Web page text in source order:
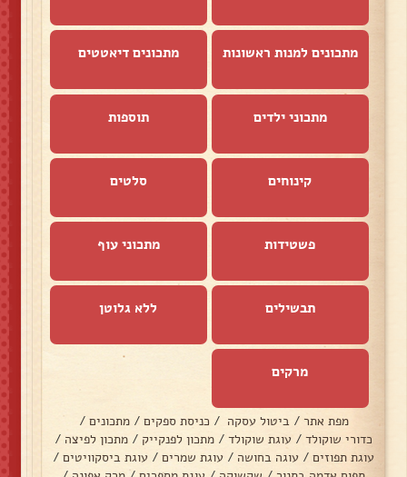
מתכונים למנות ראשונות מתכונים דיאטטים
מתכוני ילדים תוספות
קינוחים סלטים
פשטידות מתכוני עוף
תבשילים ללא גלוטן
מרקים
מפת אתר / ביטול עסקה / כניסת ספקים / מתכונים /
כדורי שוקולד / עוגת שוקולד / מתכון לפנקייק / מתכון לפיצה /
עוגת תפוזים / עוגה בחושה / עוגת שמרים / עוגת ביסקוויטים /